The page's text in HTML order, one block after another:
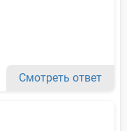
Смотреть ответ